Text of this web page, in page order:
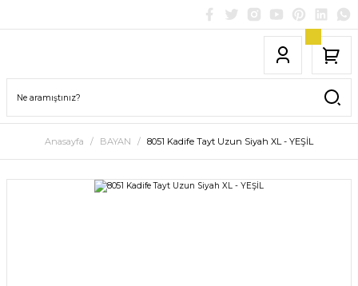
Anasayfa BAYAN 8051 Kadife Tayt Uzun Siyah XL - YEŞİL